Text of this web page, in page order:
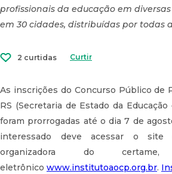
profissionais da educação em
em 30 cidades, distribuídas por todas
2 curtidas Curtir
As inscrições do Concurso Público de
RS (Secretaria de Estado da
foram prorrogadas até o dia 7 de
interessado deve acessar o site
organizadora do
eletrônico www.institutoaocp.org.br.